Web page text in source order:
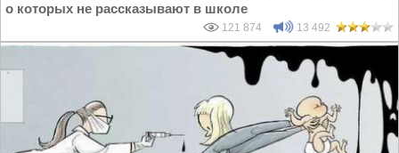
о которых не рассказывают в школе
121 874 13 492